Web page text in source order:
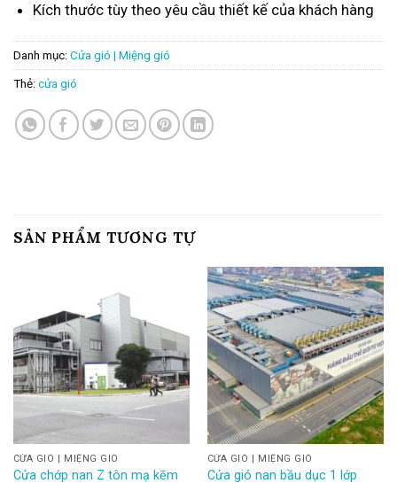
Kích thước tùy theo yêu cầu thiết kế của khách hàng
Danh mục: Cửa gió | Miệng gió
Thẻ: cửa gió
SẢN PHẨM TƯƠNG TỰ
CỬA GIÓ | MIỆNG GIÓ
Cửa chớp nan Z tôn mạ kẽm
CỬA GIÓ | MIỆNG GIÓ
Cửa gió nan bầu dục 1 lớp